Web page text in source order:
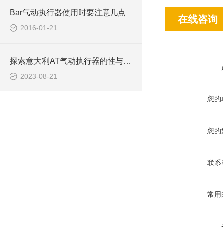
Bar气动执行器使用时要注意几点
2016-01-21
探索意大利AT气动执行器的性与可靠性
2023-08-21
在线咨询
您的
您的
联系
常用